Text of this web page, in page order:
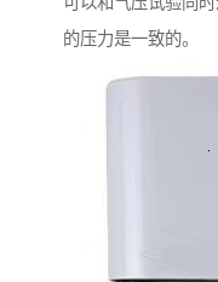
的压力是一致的。